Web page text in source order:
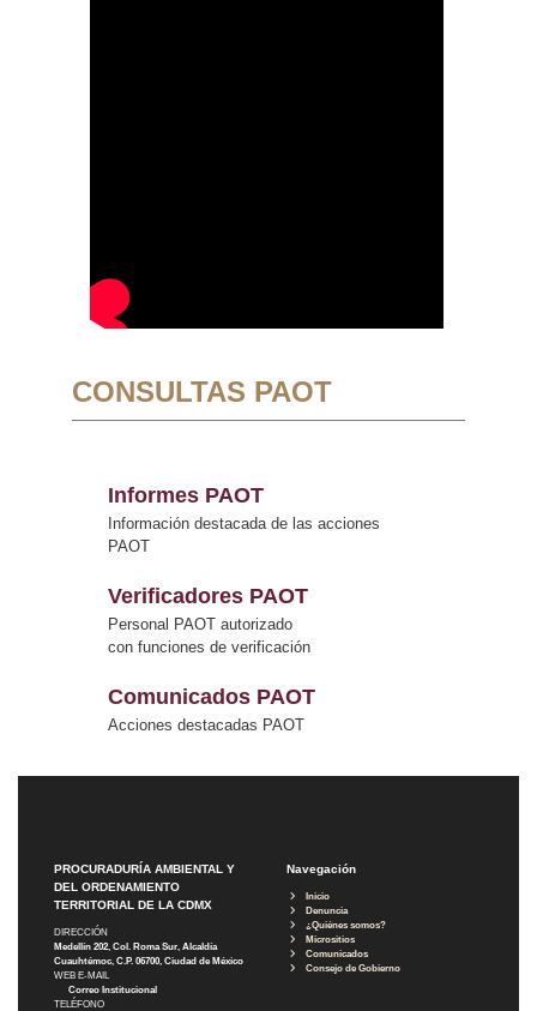
CONSULTAS PAOT
Informes PAOT
Información destacada de las acciones
PAOT
Verificadores PAOT
Personal PAOT autorizado
con funciones de verificación
Comunicados PAOT
Acciones destacadas PAOT
PROCURADURÍA AMBIENTAL Y
DEL ORDENAMIENTO
TERRITORIAL DE LA CDMX
DIRECCIÓN
Medellín 202, Col. Roma Sur, Alcaldía
Cuauhtémoc, C.P. 06700, Ciudad de México
WEB E-MAIL
Correo Institucional
TELÉFONO
Navegación
Inicio
Denuncia
¿Quiénes somos?
Micrositios
Comunicados
Consejo de Gobierno